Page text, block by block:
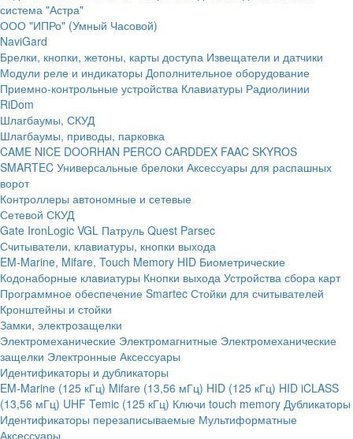
система "Астра"
ООО "ИПРо" (Умный Часовой)
NaviGard
Брелки, кнопки, жетоны, карты доступа Извещатели и датчики
Модули реле и индикаторы Дополнительное оборудование
Приемно-контрольные устройства Клавиатуры Радиолинии
RiDom
Шлагбаумы, СКУД
Шлагбаумы, приводы, парковка
CAME NICE DOORHAN PERCO CARDDEX FAAC SKYROS
SMARTEC Универсальные брелоки Аксессуары для распашных
ворот
Контроллеры автономные и сетевые
Сетевой СКУД
Gate IronLogic VGL Патруль Quest Parsec
Считыватели, клавиатуры, кнопки выхода
EM-Marine, Mifare, Touch Memory HID Биометрические
Кодонаборные клавиатуры Кнопки выхода Устройства сбора карт
Программное обеспечение Smartec Стойки для считывателей
Кронштейны и стойки
Замки, электрозащелки
Электромеханические Электромагнитные Электромеханические
защелки Электронные Аксессуары
Идентификаторы и дубликаторы
EM-Marine (125 кГц) Mifare (13,56 мГц) HID (125 кГц) HID iCLASS
(13,56 мГц) UHF Temic (125 кГц) Ключи touch memory Дубликаторы
Идентификаторы перезаписываемые Мультиформатные
Аксессуары